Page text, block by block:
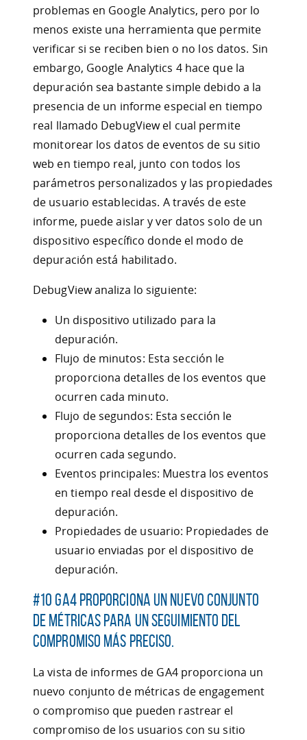
problemas en Google Analytics, pero por lo
menos existe una herramienta que permite
verificar si se reciben bien o no los datos. Sin
embargo, Google Analytics 4 hace que la
depuración sea bastante simple debido a la
presencia de un informe especial en tiempo
real llamado DebugView el cual permite
monitorear los datos de eventos de su sitio
web en tiempo real, junto con todos los
parámetros personalizados y las propiedades
de usuario establecidas. A través de este
informe, puede aislar y ver datos solo de un
dispositivo específico donde el modo de
depuración está habilitado.
DebugView analiza lo siguiente:
Un dispositivo utilizado para la
depuración.
Flujo de minutos: Esta sección le
proporciona detalles de los eventos que
ocurren cada minuto.
Flujo de segundos: Esta sección le
proporciona detalles de los eventos que
ocurren cada segundo.
Eventos principales: Muestra los eventos
en tiempo real desde el dispositivo de
depuración.
Propiedades de usuario: Propiedades de
usuario enviadas por el dispositivo de
depuración.
#10 GA4 proporciona un nuevo conjunto
de métricas para un seguimiento del
compromiso más preciso.
La vista de informes de GA4 proporciona un
nuevo conjunto de métricas de engagement
o compromiso que pueden rastrear el
compromiso de los usuarios con su sitio